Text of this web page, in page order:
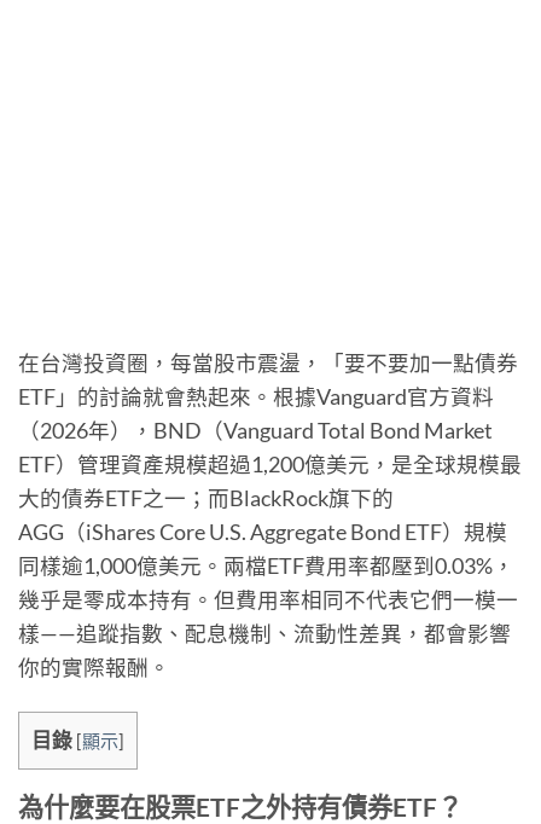
在台灣投資圈，每當股市震盪，「要不要加一點債券
ETF」的討論就會熱起來。根據Vanguard官方資料
（2026年），BND（Vanguard Total Bond Market
ETF）管理資產規模超過1,200億美元，是全球規模最
大的債券ETF之一；而BlackRock旗下的
AGG（iShares Core U.S. Aggregate Bond ETF）規模
同樣逾1,000億美元。兩檔ETF費用率都壓到0.03%，
幾乎是零成本持有。但費用率相同不代表它們一模一
樣——追蹤指數、配息機制、流動性差異，都會影響
你的實際報酬。
目錄 [顯示]
為什麼要在股票ETF之外持有債券ETF？